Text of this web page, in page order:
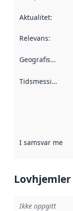
Aktualitet:
Relevans:
Geografisk avgrensning
Tidsmessig avgrensning
I samsvar med
Lovhjemler
Ikke oppgitt